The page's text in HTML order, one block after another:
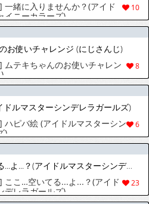
10
一緒に入りませんか？(アイド
イニーカラーズ)
お使いチャレンジ (にじさんじ)
8
ムテキちゃんのお使いチャレン
ルマスターシンデレラガールズ)
6
ハピバ絵 (アイドルマスターシン
)
[ギシュレッド] ここ…空いてる...よ...？(アイドルマスターシンデレラガールズ)
23
ここ…空いてる...よ...？(アイド
デレラガールズ)